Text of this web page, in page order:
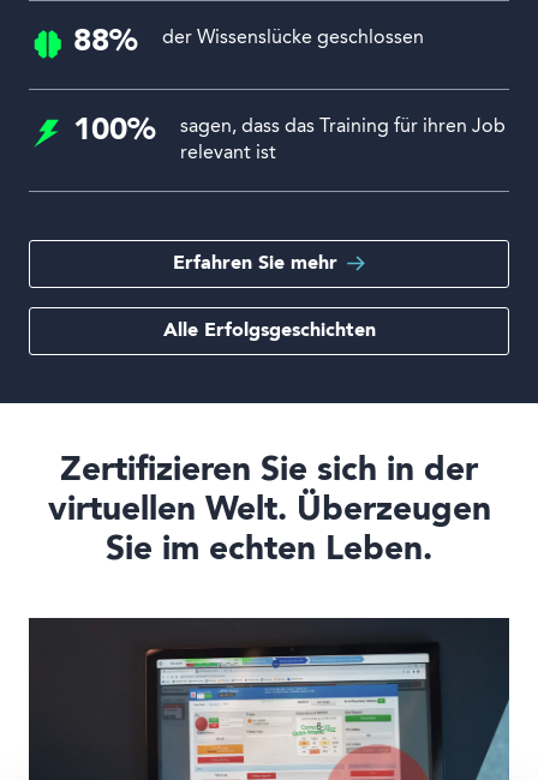
88% der Wissenslücke geschlossen
100%
sagen, dass das Training für ihren Job
relevant ist
Erfahren Sie mehr
Alle Erfolgsgeschichten
Zertifizieren Sie sich in der
virtuellen Welt. Überzeugen
Sie im echten Leben.